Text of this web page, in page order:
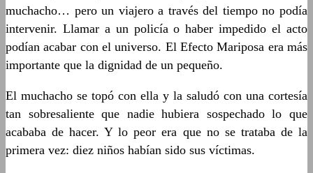
muchacho… pero un viajero a través del tiempo no podía
intervenir. Llamar a un policía o haber impedido el acto
podían acabar con el universo. El Efecto Mariposa era más
importante que la dignidad de un pequeño.
El muchacho se topó con ella y la saludó con una cortesía
tan sobresaliente que nadie hubiera sospechado lo que
acababa de hacer. Y lo peor era que no se trataba de la
primera vez: diez niños habían sido sus víctimas.